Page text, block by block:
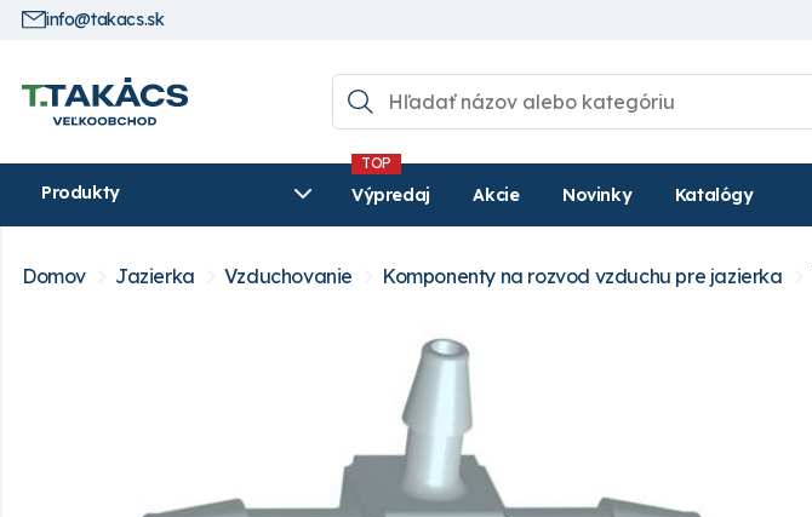
info@takacs.sk
Produkty Výpredaj Akcie Novinky Katalógy
Domov Jazierka Vzduchovanie Komponenty na rozvod vzduchu pre jazierka